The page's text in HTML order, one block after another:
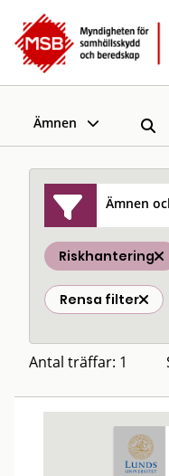
Ämnen
Ämnen
Riskhantering
Rensa filter
Antal träffar: 1